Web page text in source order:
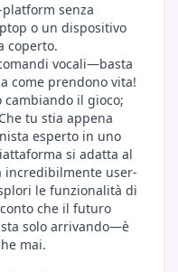
senza
o un dispositivo
coperto.
vocali—basta
come prendono vita!
il gioco;
tu stia appena
esperto in uno
si adatta al
incredibilmente user-
le funzionalità di
che il futuro
solo arrivando—è
mai.